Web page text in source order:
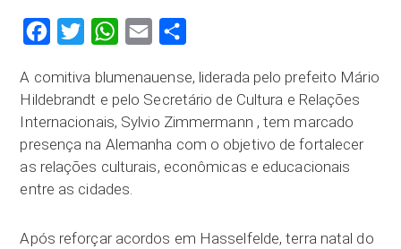
FacebookTwitter WhatsApp
Email
A comitiva blumenauense, liderada pelo prefeito Mário
Hildebrandt e pelo Secretário de Cultura e Relações
Internacionais, Sylvio Zimmermann , tem marcado
presença na Alemanha com o objetivo de fortalecer
as relações culturais, econômicas e educacionais
entre as cidades.
Após reforçar acordos em Hasselfelde, terra natal do